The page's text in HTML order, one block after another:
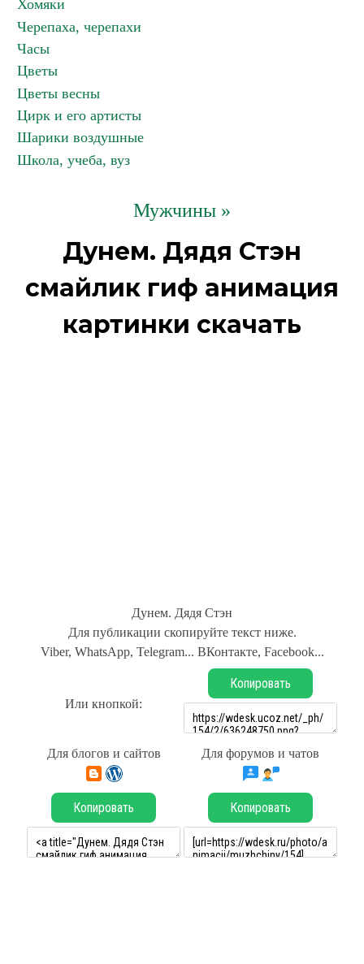
Хомяки
Черепаха, черепахи
Часы
Цветы
Цветы весны
Цирк и его артисты
Шарики воздушные
Школа, учеба, вуз
Мужчины »
Дунем. Дядя Стэн
смайлик гиф анимация
картинки скачать
Дунем. Дядя Стэн
Для публикации скопируйте текст ниже.
Viber, WhatsApp, Telegram... ВКонтакте, Facebook...
Или кнопкой:
Копировать
Для блогов и сайтов Для форумов и чатов
Копировать Копировать